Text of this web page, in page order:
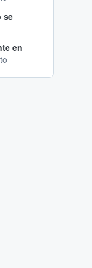
se
en